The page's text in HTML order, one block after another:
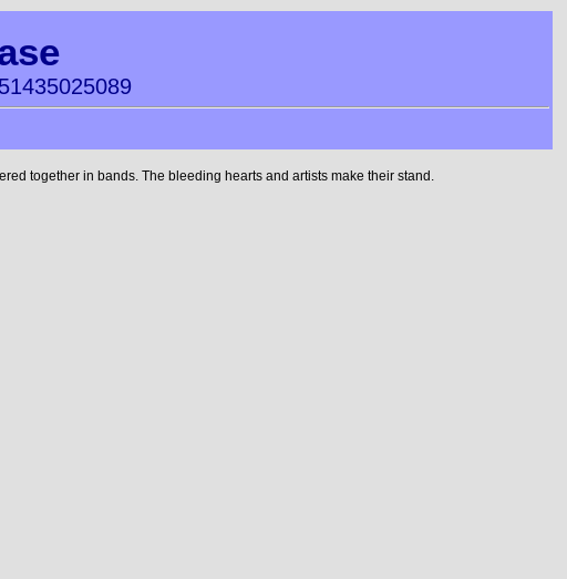
together in bands. The bleeding hearts and artists make their stand.